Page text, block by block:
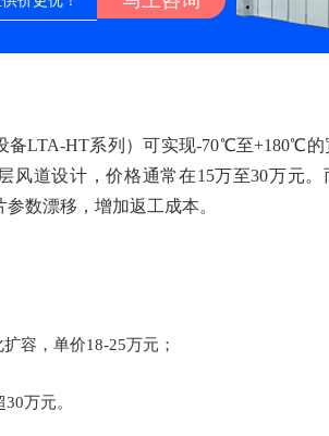
备LTA-HT系列）可实现-70℃至+180℃的
道设计，价格通常在15万至30万元。
数漂移，增加返工成本。
容，单价18-25万元；
万元。